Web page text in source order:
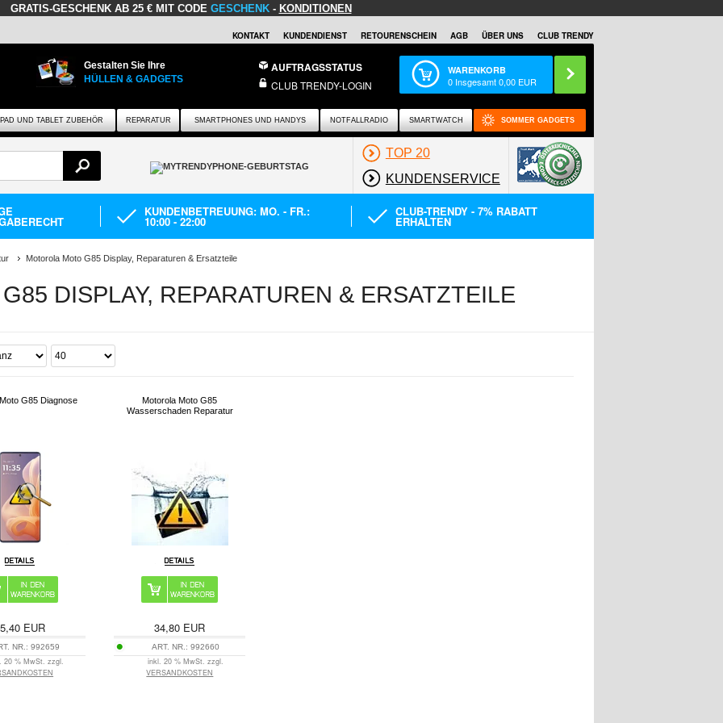
GRATIS-GESCHENK AB 25 € MIT CODE GESCHENK- KONDITIONEN
KONTAKT KUNDENDIENST RETOURENSCHEIN AGB ÜBER UNS CLUB TRENDY
Gestalten Sie Ihre
HÜLLEN & GADGETS
AUFTRAGSSTATUS
CLUB TRENDY-LOGIN
WARENKORB
0 Insgesamt0,00 EUR
IPAD UND TABLET ZUBEHÖR REPARATUR SMARTPHONES UND HANDYS NOTFALLRADIO SMARTWATCH SOMMER GADGETS
TOP 20
KUNDENSERVICE
KUNDENBETREUUNG: MO. - FR.:
10:00 - 22:00
CLUB-TRENDY - 7% RABATT
ERHALTEN
Motorola Moto G85 Display, Reparaturen & Ersatzteile
DISPLAY, REPARATUREN & ERSATZTEILE
G85 Diagnose
EUR
NR.:992659
20 % MwSt. zzgl.
Motorola Moto G85
Wasserschaden Reparatur
34,80 EUR
ART. NR.:992660
inkl. 20 % MwSt. zzgl.
VERSANDKOSTEN